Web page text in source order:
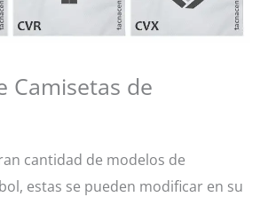
Camisetas de
cantidad de modelos de
estas se pueden modificar en su